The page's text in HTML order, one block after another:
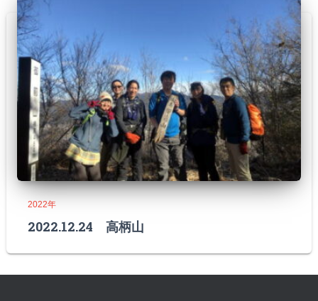
2022年
2022.12.24 高柄山